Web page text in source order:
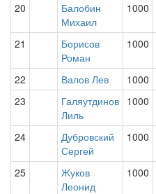
20
Балобин
Михаил
1000
21
Борисов
Роман
1000
22 Валов Лев 1000
23
Галяутдинов
Лиль
1000
24
Дубровский
Сергей
1000
25
Жуков
Леонид
1000